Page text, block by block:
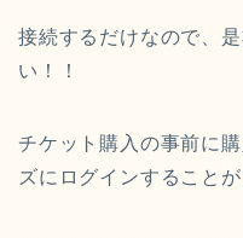
接続するだけなので、
い！！
チケット購入の事前に
ズにログインすることが